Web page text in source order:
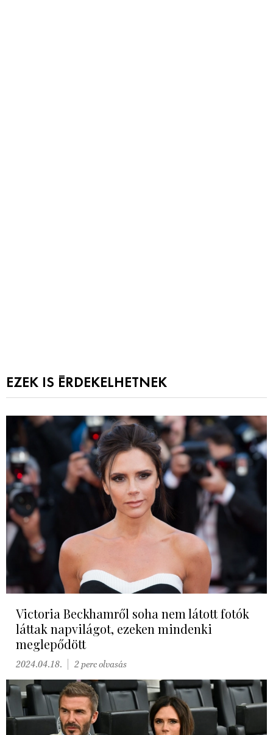
EZEK IS ÉRDEKELHETNEK
Victoria Beckhamről soha nem látott fotók
láttak napvilágot, ezeken mindenki
meglepődött
2024.04.18. 2 perc olvasás